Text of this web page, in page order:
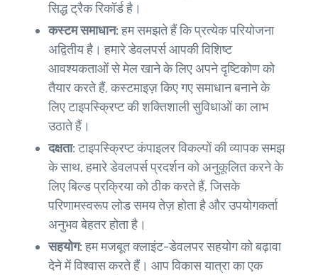
सिद्ध ट्रैक रिकॉर्ड है।
कस्टम समाधान:हम समझते हैं कि प्रत्येक परियोजना
अद्वितीय है। हमारे डेवलपर्स आपकी विशिष्ट
आवश्यकताओं से मेल खाने के लिए अपने दृष्टिकोण को
तैयार करते हैं, कस्टमाइज़ किए गए समाधान बनाने के
लिए टाइपस्क्रिप्ट की शक्तिशाली सुविधाओं का लाभ
उठाते हैं।
दक्षता:टाइपस्क्रिप्ट कंपाइलर विकल्पों की व्यापक समझ
के साथ, हमारे डेवलपर्स प्रदर्शन को अनुकूलित करने के
लिए बिल्ड प्रक्रिया को ठीक करते हैं, जिसके
परिणामस्वरूप लोड समय तेज़ होता है और उपयोगकर्ता
अनुभव बेहतर होता है।
सहयोग:हम मजबूत क्लाइंट-डेवलपर सहयोग को बढ़ावा
देने में विश्वास करते हैं। आप विकास यात्रा का एक